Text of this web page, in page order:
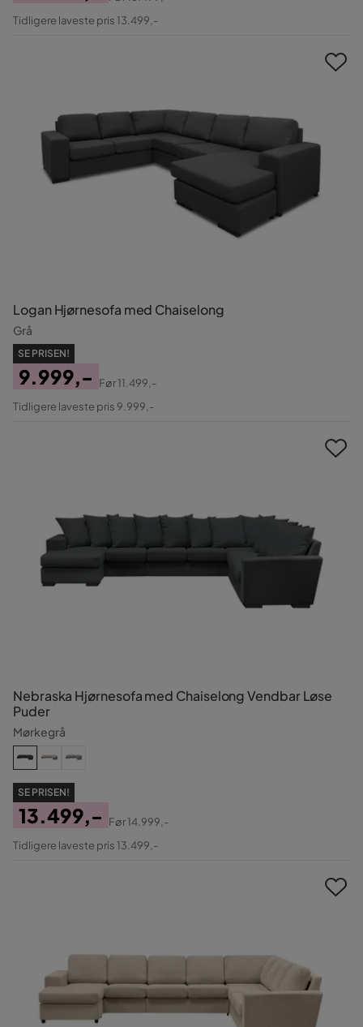
Pris
Original
Tidligere laveste pris 13.499,-
Logan Hjørnesofa med Chaiselong
Grå
SE PRISEN!
Pris
9.999,-
Original
Før11.499,-
Tidligere laveste pris 9.999,-
Nebraska Hjørnesofa med Chaiselong Vendbar Løse
Puder
Mørkegrå
SE PRISEN!
Pris
13.499,-
Original
Før14.999,-
Tidligere laveste pris 13.499,-